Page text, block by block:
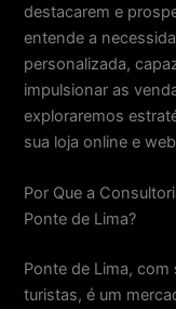
destacarem e
entende a
personalizada,
impulsionar as
exploraremos
sua loja online e
Por Que a
Ponte de Lima?
Ponte de Lima,
turistas, é um